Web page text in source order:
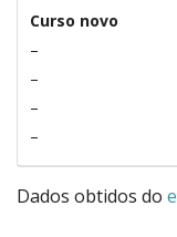
Curso novo
–
–
–
–
Dados obtidos do